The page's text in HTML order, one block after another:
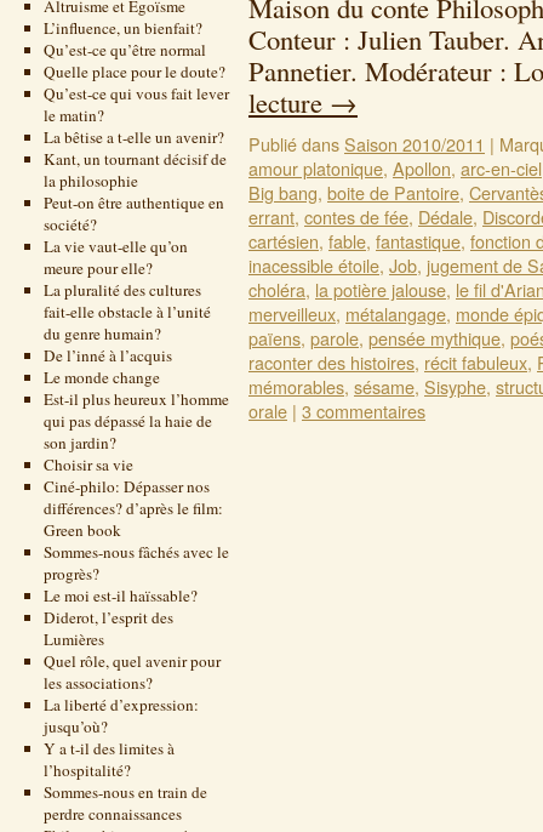
Altruisme et Egoïsme
L’influence, un bienfait?
Qu’est-ce qu’être normal
Quelle place pour le doute?
Qu’est-ce qui vous fait lever
le matin?
La bêtise a t-elle un avenir?
Kant, un tournant décisif de
la philosophie
Peut-on être authentique en
société?
La vie vaut-elle qu’on
meure pour elle?
La pluralité des cultures
fait-elle obstacle à l’unité
du genre humain?
De l’inné à l’acquis
Le monde change
Est-il plus heureux l’homme
qui pas dépassé la haie de
son jardin?
Choisir sa vie
Ciné-philo: Dépasser nos
différences? d’après le film:
Green book
Sommes-nous fâchés avec le
progrès?
Le moi est-il haïssable?
Diderot, l’esprit des
Lumières
Quel rôle, quel avenir pour
les associations?
La liberté d’expression:
jusqu’où?
Y a t-il des limites à
l’hospitalité?
Sommes-nous en train de
perdre connaissances
Maison du conte
Conteur : Julien Tauber.
Pannetier. Modérateur :
lecture →
Publié dansSaison 2010/2011 |
amour platonique, Apollon, arc-en-ciel
Big bang, boite de Pantoire,
errant, contes de fée, Dédale,
cartésien, fable, fantastique, fonction
inacessible étoile, Job, jugement de
choléra, la potière jalouse, le fil
merveilleux, métalangage, monde
païens, parole, pensée mythique,
raconter des histoires, récit fabuleux,
mémorables, sésame, Sisyphe,
orale | 3 commentaires